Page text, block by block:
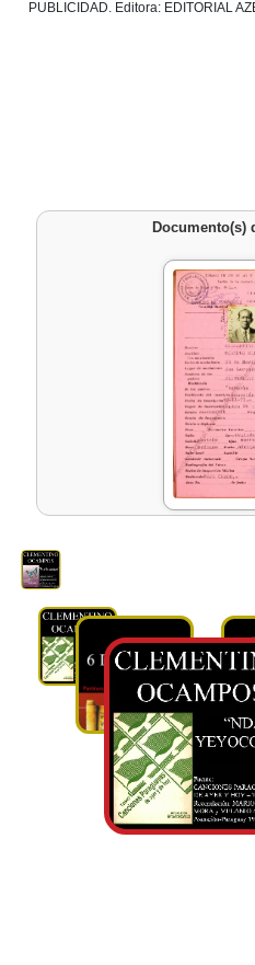
PUBLICIDAD. Editora: EDITORIAL
Documento(s)